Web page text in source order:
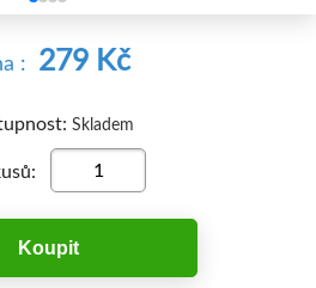
: 279 Kč
Skladem
Koupit